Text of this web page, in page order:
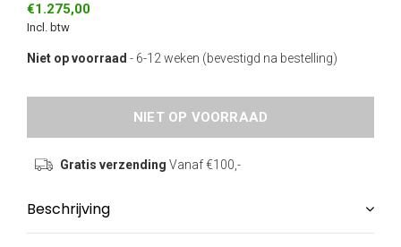
€1.275,00
Incl. btw
Niet op voorraad - 6-12 weken (bevestigd na bestelling)
NIET OP VOORRAAD
Gratis verzending Vanaf €100,-
Beschrijving